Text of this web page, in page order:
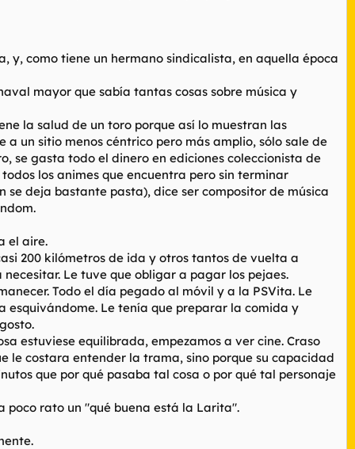
y, como tiene un hermano sindicalista, en aquella época
mayor que sabía tantas cosas sobre música y
la salud de un toro porque así lo muestran las
un sitio menos céntrico pero más amplio, sólo sale de
se gasta todo el dinero en ediciones coleccionista de
los animes que encuentra pero sin terminar
deja bastante pasta), dice ser compositor de música
el aire.
200 kilómetros de ida y otros tantos de vuelta a
Le tuve que obligar a pagar los pejaes.
Todo el día pegado al móvil y a la PSVita. Le
esquivándome. Le tenía que preparar la comida y
estuviese equilibrada, empezamos a ver cine. Craso
le costara entender la trama, sino porque su capacidad
que por qué pasaba tal cosa o por qué tal personaje
poco rato un "qué buena está la Larita".